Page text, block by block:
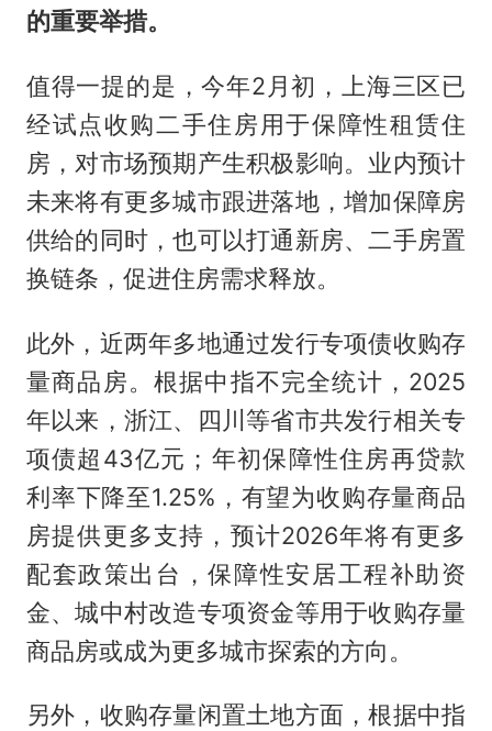
的重要举措。
值得一提的是，今年2月初，上海三区已
经试点收购二手住房用于保障性租赁住
房，对市场预期产生积极影响。业内预计
未来将有更多城市跟进落地，增加保障房
供给的同时，也可以打通新房、二手房置
换链条，促进住房需求释放。
此外，近两年多地通过发行专项债收购存
量商品房。根据中指不完全统计，2025
年以来，浙江、四川等省市共发行相关专
项债超43亿元；年初保障性住房再贷款
利率下降至1.25%，有望为收购存量商品
房提供更多支持，预计2026年将有更多
配套政策出台，保障性安居工程补助资
金、城中村改造专项资金等用于收购存量
商品房或成为更多城市探索的方向。
另外，收购存量闲置土地方面，根据中指